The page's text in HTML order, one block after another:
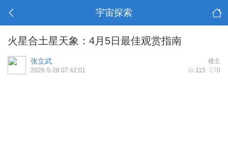
宇宙探索
火星合土星天象：4月5日最佳观赏指南
楼主
张立武
115 0
2026-5-28 07:42:01